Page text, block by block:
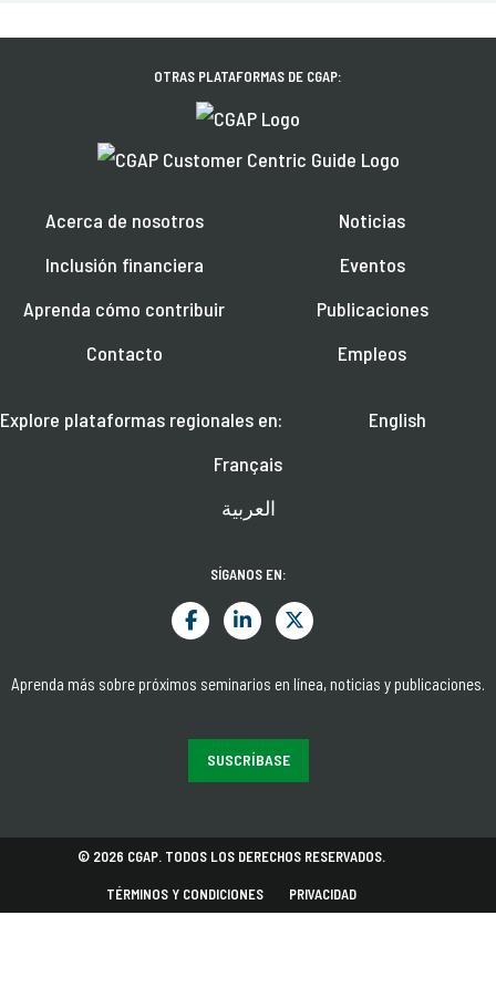
OTRAS PLATAFORMAS DE CGAP:
Acerca de nosotros
Inclusión financiera
Aprenda cómo contribuir
Contacto
Noticias
Eventos
Publicaciones
Empleos
Explore plataformas regionales en:
English
Français
العربية
SÍGANOS EN:
Aprenda más sobre próximos seminarios en línea, noticias y publicaciones.
SUSCRÍBASE
© 2026 CGAP. TODOS LOS DERECHOS RESERVADOS.
TÉRMINOS Y CONDICIONES PRIVACIDAD